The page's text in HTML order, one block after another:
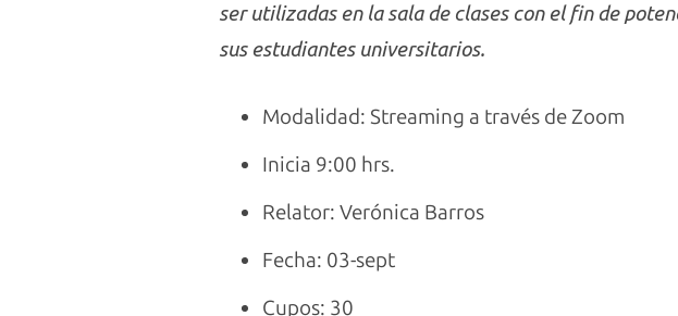
ser utilizadas en la sala de clases con el fin de
sus estudiantes universitarios.
Modalidad: Streaming a través de Zoom
Inicia 9:00 hrs.
Relator: Verónica Barros
Fecha: 03-sept
Cupos: 30